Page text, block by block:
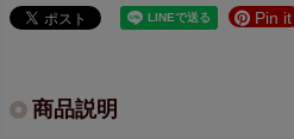
Pin it
商品説明